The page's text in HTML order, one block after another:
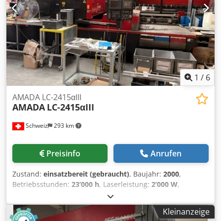
x H 1800 x T 1200 mm - Gewicht ca. 1,3 t
1 / 6
Schweiz 293 km
AMADA LC-2415αIII
AMADA LC-2415αIII
Preisinfo Anrufen
Zustand: einsatzbereit (gebraucht), Baujahr: 2000,
Betriebsstunden: 23’000 h, Laserleistung: 2’000 W,
2’520 mm
mm, Verfahrweg Z-Achse:300 mm, Gesamtgewicht:6’500
kg, Anzahl der Achsen: 3, Diese 3-Achsen-Maschine vom
Kleinanzeige